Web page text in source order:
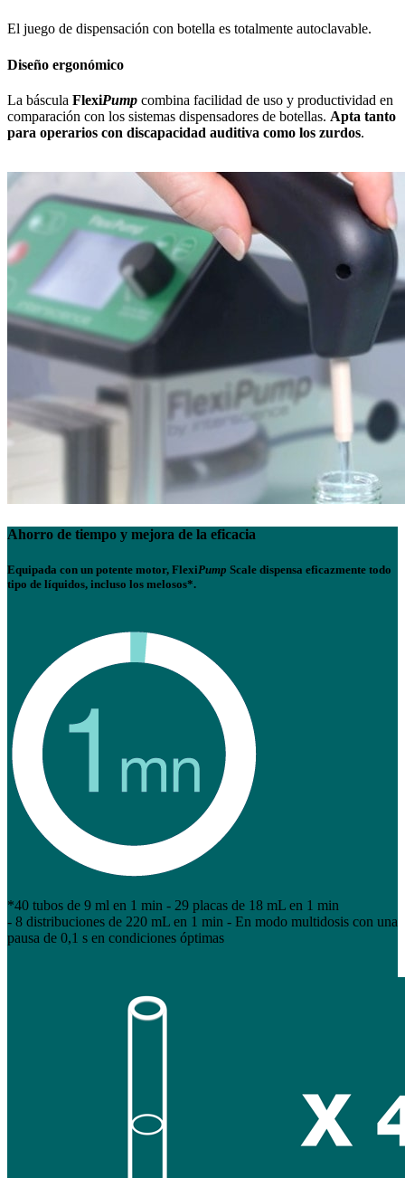
El juego de dispensación con botella es totalmente autoclavable.
Diseño ergonómico
La báscula FlexiPump combina facilidad de uso y productividad en
comparación con los sistemas dispensadores de botellas. Apta tanto
para operarios con discapacidad auditiva como los zurdos.
Ahorro de tiempo y mejora de la eficacia
Equipada con un potente motor, FlexiPump Scale dispensa eficazmente todo
tipo de líquidos, incluso los melosos*.
*40 tubos de 9 ml en 1 min - 29 placas de 18 mL en 1 min
- 8 distribuciones de 220 mL en 1 min - En modo multidosis con una
pausa de 0,1 s en condiciones óptimas